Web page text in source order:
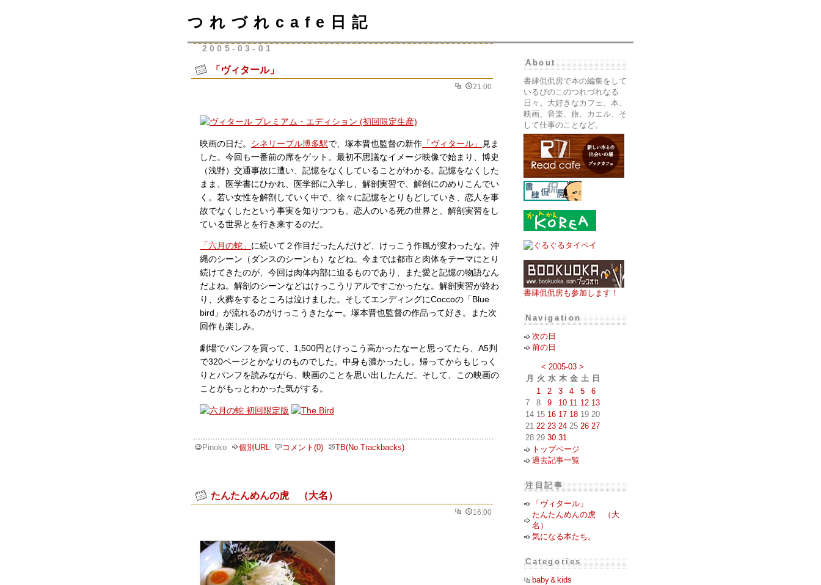
つれづれcafe日記
2005-03-01
「ヴィタール」
21:00
映画の日だ。 シネリーブル博多駅で、塚本晋也監督の新作 「ヴィタール」
見ま
した。今回も一番前の席をゲット。最初不思議なイメージ映像で始まり、博史
（浅野）交通事故に遭い、記憶をなくしていることがわかる。記憶をなくした
まま、医学書にひかれ、医学部に入学し、解剖実習で、解剖にのめりこんでい
く。若い女性を解剖していく中で、徐々に記憶をとりもどしていき、恋人を事
故でなくしたという事実を知りつつも、恋人のいる死の世界と、解剖実習をし
ている世界とを行き来するのだ。
「六月の蛇」 に続いて２作目だったんだけど、けっこう作風が変わったな。沖
縄のシーン（ダンスのシーンも）などね。今までは都市と肉体をテーマにとり
続けてきたのが、今回は肉体内部に迫るものであり、また愛と記憶の物語なん
だよね。解剖のシーンなどはけっこうリアルですごかったな。解剖実習が終わ
り、火葬をするところは泣けました。そしてエンディングにCoccoの「Blue
bird」が流れるのがけっこうきたなー。塚本晋也監督の作品って好き。また次
回作も楽しみ。
劇場でパンフを買って、1,500円とけっこう高かったなーと思ってたら、A5判
で320ページとかなりのものでした。中身も濃かったし。帰ってからもじっく
りとパンフを読みながら、映画のことを思い出したんだ。そして、この映画の
ことがもっとわかった気がする。
Pinoko 個別URL コメント(0) TB(No Trackbacks)
たんたんめんの虎 （大名）
16:00
About
書肆侃侃房で本の編集をして
いるぴのこのつれづれなる
日々。大好きなカフェ、本、
映画、音楽、旅、カエル、そ
して仕事のことなど。
書肆侃侃房も参加します！
Navigation
次の日
前の日
< 2005-03 >
月
火 水 木 金 土 日
1
2 3 4 5
6
7
8 9 10 11 12 13
14 15 16 17 18 19 20
21 22 23 24 25 26 27
28 29 30 31
トップページ
過去記事一覧
注目記事
「ヴィタール」
たんたんめんの虎 （大
名）
気になる本たち。
Categories
baby＆kids